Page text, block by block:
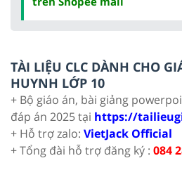
TÀI LIỆU CLC DÀNH CHO
HUYNH LỚP 10
+ Bộ giáo án, bài giảng
đáp án 2025 tại https://
+ Hỗ trợ zalo: VietJack Official
+ Tổng đài hỗ trợ đăng ký : 084